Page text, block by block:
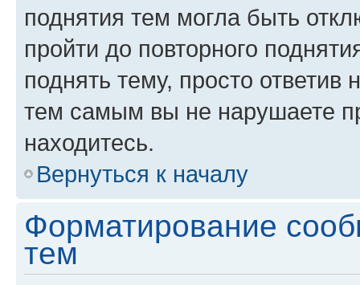
поднятия тем могла быть
пройти до повторного
поднять тему, просто ответив
тем самым вы не нарушаете
находитесь.
Вернуться к началу
Форматирование
тем